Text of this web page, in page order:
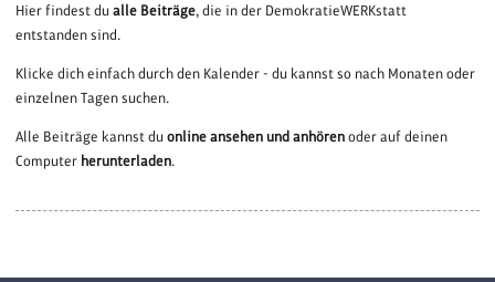
Hier findest dualle Beiträge, die in der DemokratieWERKstatt
entstanden sind.
Klicke dich einfach durch den Kalender - du kannst so nach Monaten oder
einzelnen Tagen suchen.
Alle Beiträge kannst duonline ansehen und anhören oder auf deinen
Computer herunterladen.